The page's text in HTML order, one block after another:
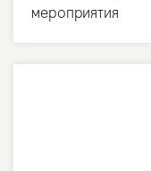
мероприятия